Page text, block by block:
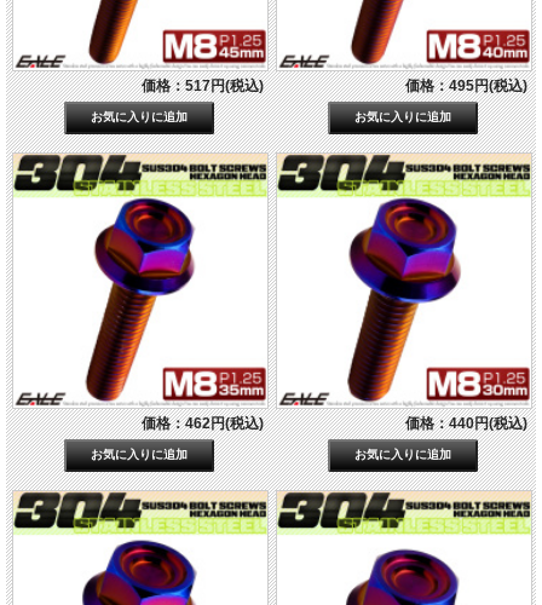
価格：517円(税込) 価格：495円(税込)
価格：462円(税込) 価格：440円(税込)